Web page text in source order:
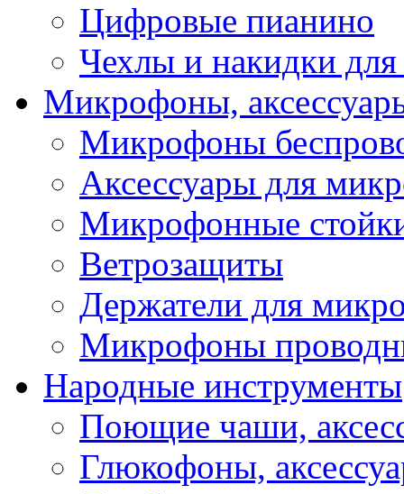
Цифровые пианино
Чехлы и накидки
Микрофоны,
Микрофоны
Аксессуары для
Микрофонные
Ветрозащиты
Держатели для
Микрофоны
Народные инструменты
Поющие чаши,
Глюкофоны,